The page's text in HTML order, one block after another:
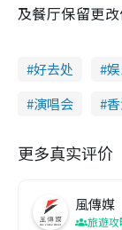
及餐厅保留更
好去处
演唱会
更多真实评价
風傳媒
旅遊攻